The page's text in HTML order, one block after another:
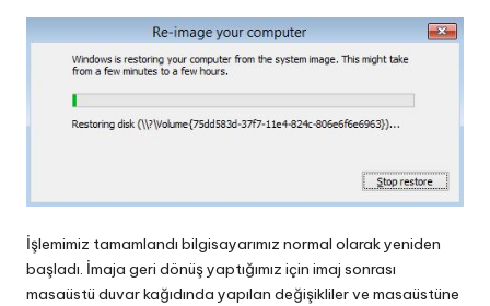
İşlemimiz tamamlandı bilgisayarımız normal olarak yeniden
başladı. İmaja geri dönüş yaptığımız için imaj sonrası
masaüstü duvar kağıdında yapılan değişikliler ve masaüstüne